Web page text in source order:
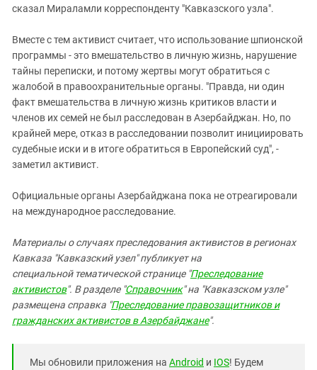
сказал Мираламли корреспонденту "Кавказского узла".
Вместе с тем активист считает, что использование шпионской
программы - это вмешательство в личную жизнь, нарушение
тайны переписки, и потому жертвы могут обратиться с
жалобой в правоохранительные органы. "Правда, ни один
факт вмешательства в личную жизнь критиков власти и
членов их семей не был расследован в Азербайджан. Но, по
крайней мере, отказ в расследовании позволит инициировать
судебные иски и в итоге обратиться в Европейский суд", -
заметил активист.
Официальные органы Азербайджана пока не отреагировали
на международное расследование.
Материалы о случаях преследования активистов в регионах
Кавказа "Кавказский узел" публикует на
специальной тематической странице "Преследование
активистов". В разделе "Справочник" на "Кавказском узле"
размещена справка "Преследование правозащитников и
гражданских активистов в Азербайджане".
Мы обновили приложения на Android и IOS! Будем